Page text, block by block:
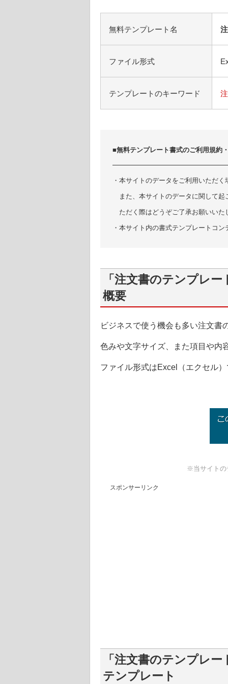
無料テンプレート名
ファイル形式
テンプレートのキーワード
■無料テンプレート書式のご利用規約
・本サイトのデータをご利用いただ
また、本サイトのデータに関して
ただく際はどうぞご了承お願いいた
・本サイト内の書式テンプレートコ
「注文書のテンプレ
概要
ビジネスで使う機会も多い注文書
色みや文字サイズ、また項目や内
ファイル形式はExcel（エクセル）
※当サイトの
スポンサーリンク
「注文書のテンプレ
テンプレート